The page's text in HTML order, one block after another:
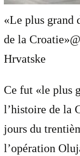
«Le plus
de la Croatie»
Hrvatske
Ce fut «le plus
l’histoire de la
jours du
l’opération